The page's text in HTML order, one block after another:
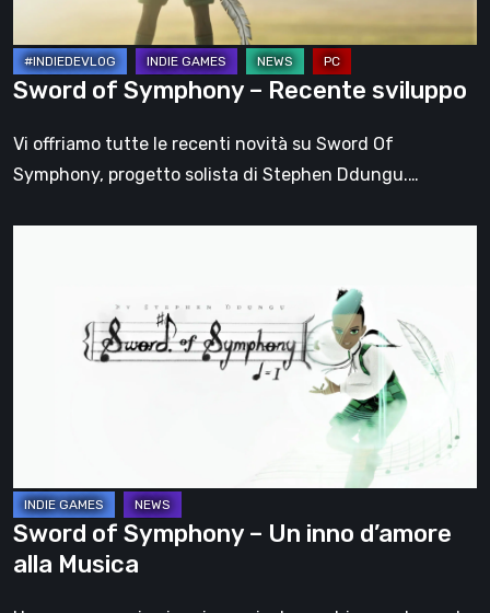
Sword of Symphony – Recente sviluppo
Vi offriamo tutte le recenti novità su Sword Of
Symphony, progetto solista di Stephen Ddungu.…
Musica
Sword of Symphony – Un inno d’amore
alla Musica